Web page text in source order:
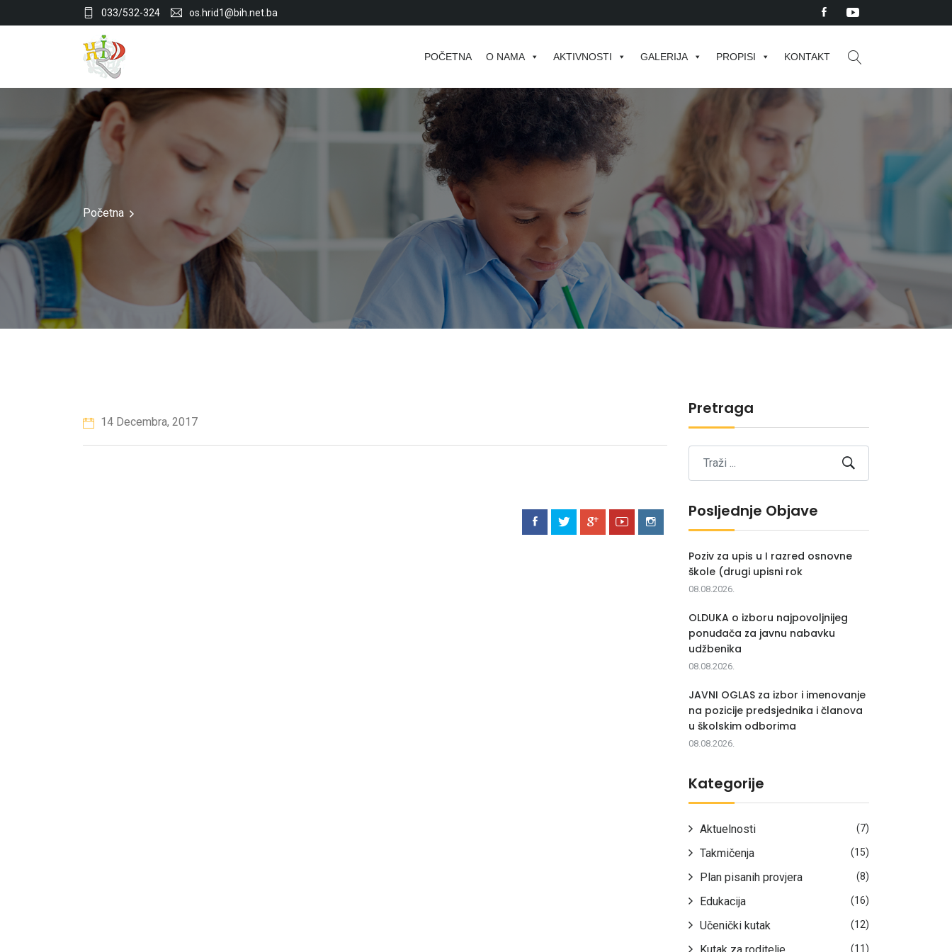
033/532-324 os.hrid1@bih.net.ba
POČETNA O NAMA AKTIVNOSTI GALERIJA PROPISI KONTAKT
Početna
14 Decembra, 2017
Pretraga
Posljednje Objave
Poziv za upis u I razred osnovne
škole (drugi upisni rok
08.08.2026.
OLDUKA o izboru najpovoljnijeg
ponuđača za javnu nabavku
udžbenika
08.08.2026.
JAVNI OGLAS za izbor i imenovanje
na pozicije predsjednika i članova
u školskim odborima
08.08.2026.
Kategorije
Aktuelnosti (7)
Takmičenja (15)
Plan pisanih provjera (8)
Edukacija (16)
Učenički kutak (12)
(11)